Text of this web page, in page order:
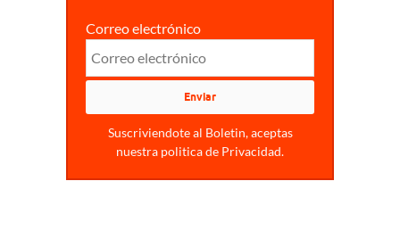
Correo electrónico
Suscriviendote al Boletin, aceptas
nuestra politica de Privacidad.